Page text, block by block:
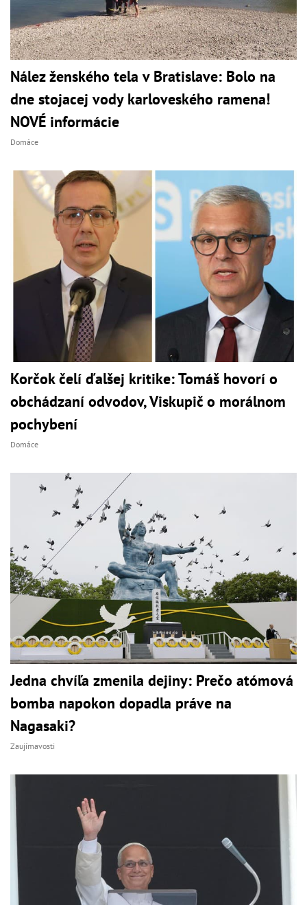
Nález ženského tela v Bratislave: Bolo na
dne stojacej vody karloveského ramena!
NOVÉ informácie
Domáce
Korčok čelí ďalšej kritike: Tomáš hovorí o
obchádzaní odvodov, Viskupič o morálnom
pochybení
Domáce
Jedna chvíľa zmenila dejiny: Prečo atómová
bomba napokon dopadla práve na
Nagasaki?
Zaujímavosti